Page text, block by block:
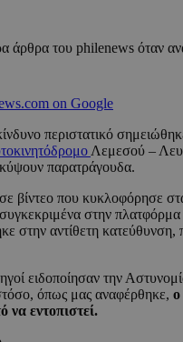
άρθρα του philenews όταν
on Google
περιστατικό
Λεμεσού –
παρατράγουδα.
βίντεο που κυκλοφόρησε
στην
στην αντίθετη
ειδοποίησαν την
όπως μας αναφέρθηκε, ο
να εντοπιστεί.